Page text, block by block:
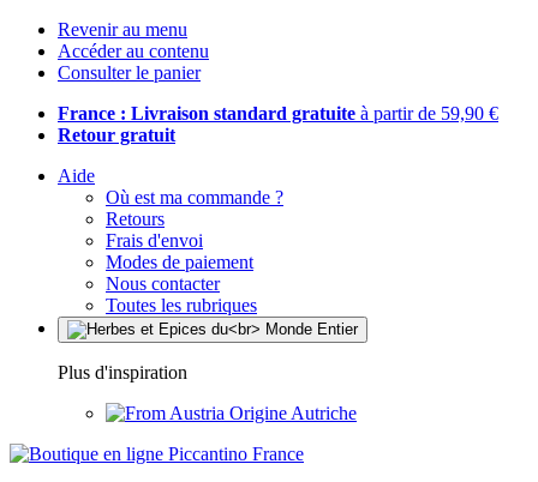
Revenir au menu
Accéder au contenu
Consulter le panier
France : Livraison standard gratuite à partir de 59,90 €
Retour gratuit
Aide
Où est ma commande ?
Retours
Frais d'envoi
Modes de paiement
Nous contacter
Toutes les rubriques
Plus d'inspiration
Origine Autriche